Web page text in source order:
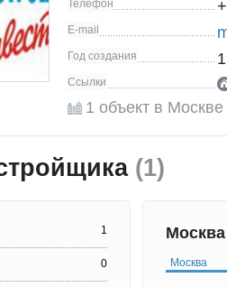
Телефон
E-mail
Год создания
Ссылки
1 объект в Москве
(1)
1
0 Москва